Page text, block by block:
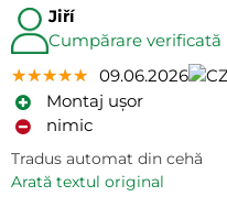
Jiří
Cumpărare verificată
★★★★★
★★★★★
★★★★★ 09.06.2026
Montaj ușor
nimic
Tradus automat din cehă
arată textul original